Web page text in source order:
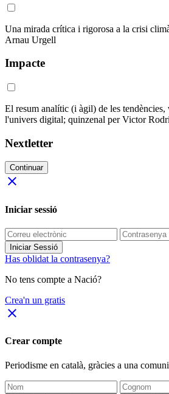
Una mirada crítica i rigorosa a la crisi
Arnau Urgell
Impacte
El resum analític (i àgil) de les tendències,
l'univers digital; quinzenal per Victor
Nextletter
Continuar
close
Iniciar sessió
Iniciar Sessió
Has oblidat la contrasenya?
No tens compte a Nació?
Crea'n un gratis
close
Crear compte
Periodisme en català, gràcies a una